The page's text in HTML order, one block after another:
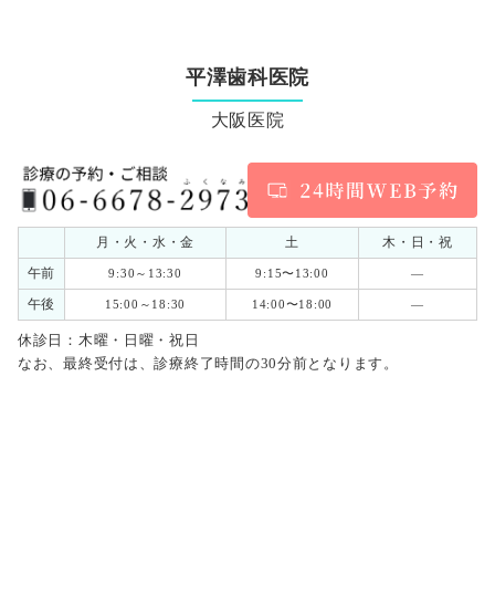
平澤歯科医院
大阪医院
月・火・水・金 土
木・日・祝
午前
9:30～13:30 9:15〜13:00 ―
午後 15:00～18:30 14:00〜18:00 ―
休診日：木曜・日曜・祝日
なお、最終受付は、診療終了時間の30分前となります。